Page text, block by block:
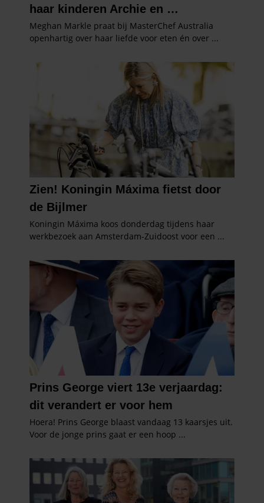
partners voor social media, adverteren en analyse. Deze
partners kunnen deze gegevens combineren met andere
informatie die u aan ze heeft verstrekt of die ze hebben
gaat akkoord met onze cookies als u onze website blijft